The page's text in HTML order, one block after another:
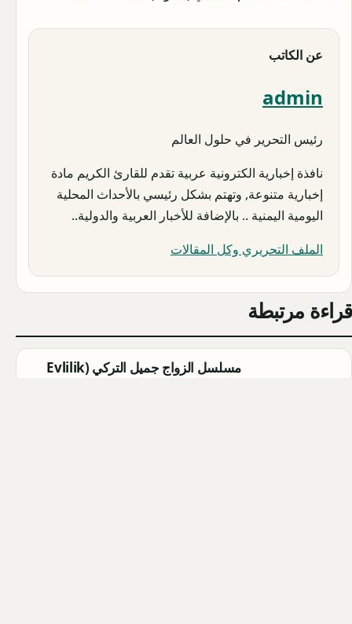
عن الكاتب
admin
رئيس التحرير في حلول العالم
نافذة إخبارية الكترونية عربية تقدم للقارئ الكريم مادة
إخبارية متنوعة, وتهتم بشكل رئيسي بالأحداث المحلية
اليومية اليمنية .. بالإضافة للأخبار العربية والدولية..
الملف التحريري وكل المقالات
قراءة مرتبطة
مسلسل الزواج جميل التركي (Evlilik